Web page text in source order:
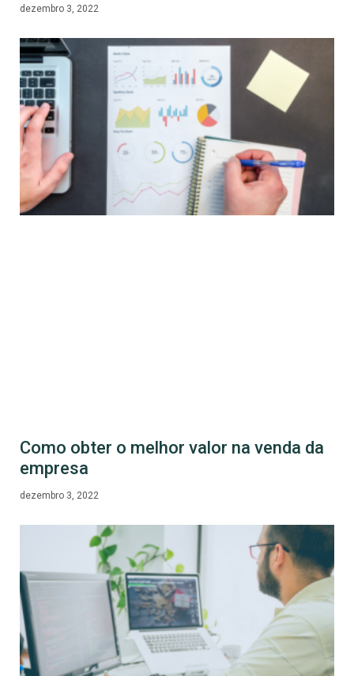
dezembro 3, 2022
Como obter o melhor valor na venda da
empresa
dezembro 3, 2022